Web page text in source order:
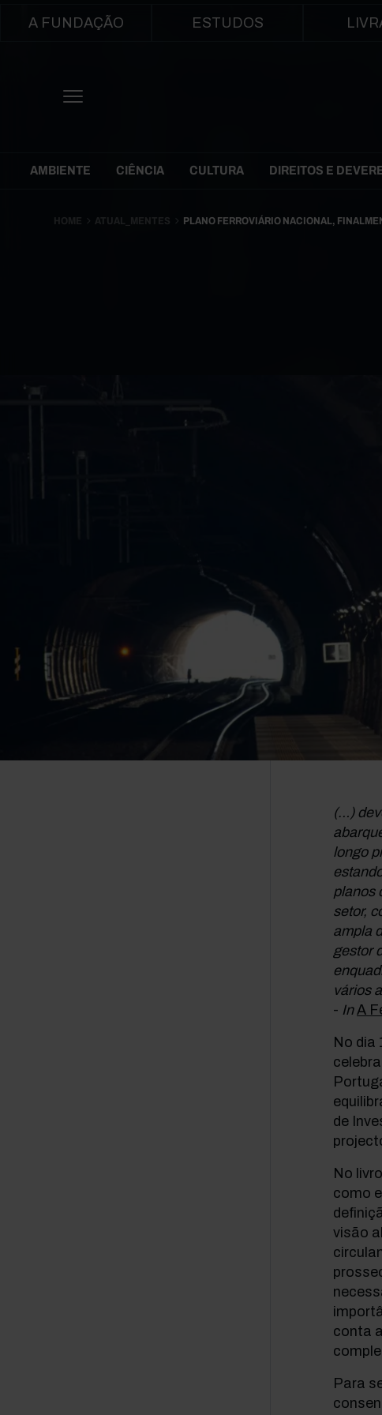
Main navigation
A FUNDAÇÃO ESTUDOS
Themes Menu
AMBIENTE CIÊNCIA CULTURA DIREITOS E
HOME ATUAL_MENTES PLANO FERROVIÁRIO NACIONAL,
(…)
longo
planos
setor,
ampla
gestor
vários
- InA
No dia
de
No
como
visão
conta
Para